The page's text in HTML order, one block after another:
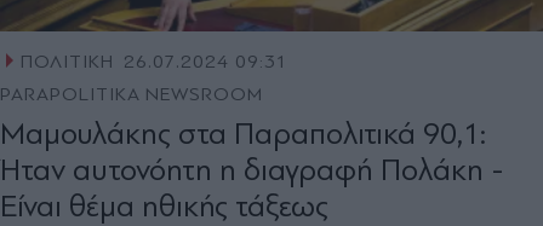
ΠΟΛΙΤΙΚΗ
26.07.2024 09:31
PARAPOLITIKA NEWSROOM
Μαμουλάκης στα Παραπολιτικά 90,1:
Ήταν αυτονόητη η διαγραφή Πολάκη -
Είναι θέμα ηθικής τάξεως